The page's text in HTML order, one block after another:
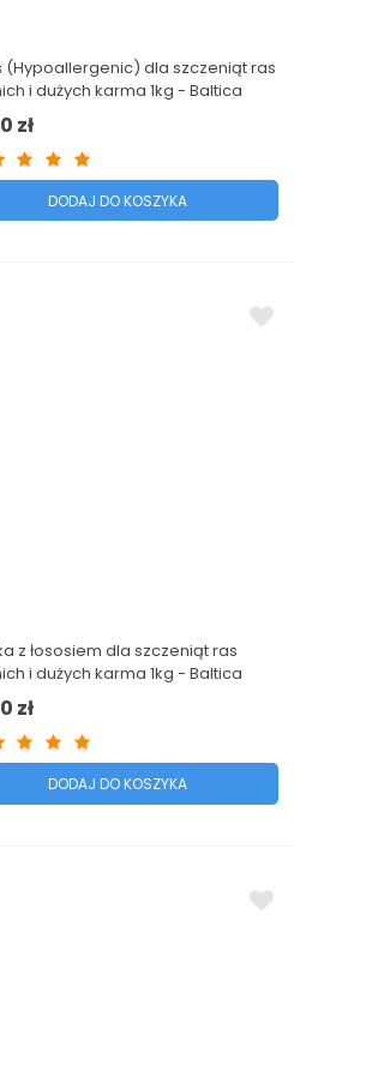
(Hypoallergenic) dla szczeniąt ras
i dużych karma 1kg - Baltica
zł
DODAJ DO KOSZYKA
z łososiem dla szczeniąt ras
i dużych karma 1kg - Baltica
zł
DODAJ DO KOSZYKA